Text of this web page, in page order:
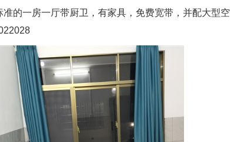
的一房一厅带厨卫，有家具，免费宽带，并配大型空